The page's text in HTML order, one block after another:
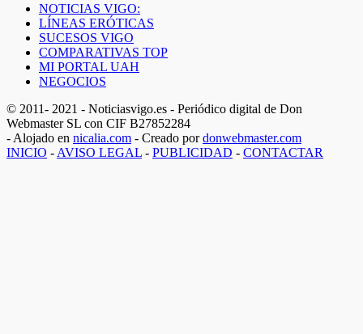
NOTICIAS VIGO:
LÍNEAS ERÓTICAS
SUCESOS VIGO
COMPARATIVAS TOP
MI PORTAL UAH
NEGOCIOS
© 2011- 2021 - Noticiasvigo.es - Periódico digital de Don
Webmaster SL con CIF B27852284
- Alojado en nicalia.com - Creado pordonwebmaster.com
INICIO - AVISO LEGAL - PUBLICIDAD - CONTACTAR